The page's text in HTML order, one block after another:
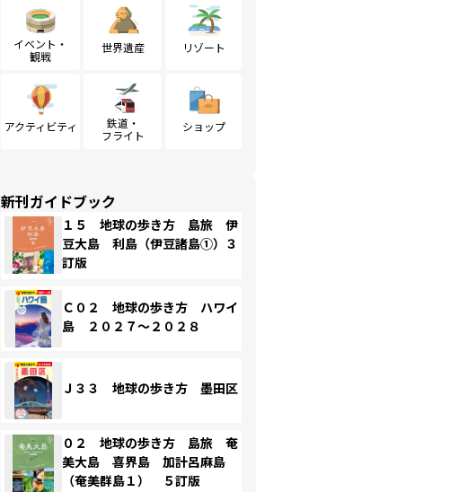
イベント・
観戦
世界遺産 リゾート
アクティビティ
鉄道・
フライト
ショップ
新刊ガイドブック
１５ 地球の歩き方 島旅 伊
豆大島 利島（伊豆諸島①）３
訂版
Ｃ０２ 地球の歩き方 ハワイ
島 ２０２７～２０２８
Ｊ３３ 地球の歩き方 墨田区
０２ 地球の歩き方 島旅 奄
美大島 喜界島 加計呂麻島
（奄美群島１） ５訂版